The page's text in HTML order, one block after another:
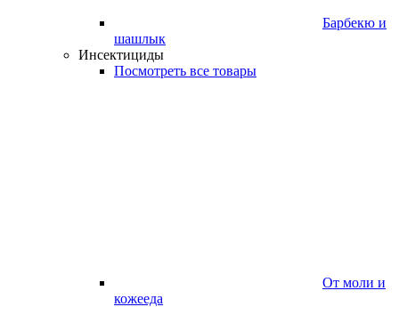
Барбекю и
шашлык
Инсектициды
Посмотреть все товары
От моли и
кожееда